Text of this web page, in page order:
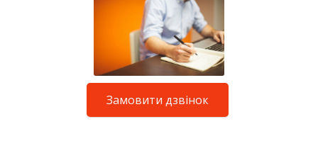
Замовити дзвінок